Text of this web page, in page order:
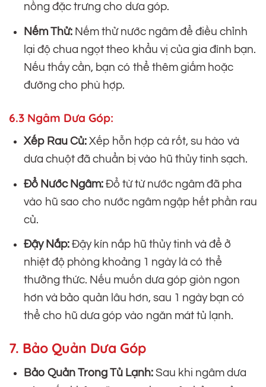
nồng đặc trưng cho dưa góp.
Nếm Thử:Nếm thử nước ngâm để điều chỉnh
lại độ chua ngọt theo khẩu vị của gia đình bạn.
Nếu thấy cần, bạn có thể thêm giấm hoặc
đường cho phù hợp.
6.3 Ngâm Dưa Góp:
Xếp Rau Củ:Xếp hỗn hợp cà rốt, su hào và
dưa chuột đã chuẩn bị vào hũ thủy tinh sạch.
Đổ Nước Ngâm:Đổ từ từ nước ngâm đã pha
vào hũ sao cho nước ngâm ngập hết phần rau
củ.
Đậy Nắp:Đậy kín nắp hũ thủy tinh và để ở
nhiệt độ phòng khoảng 1 ngày là có thể
thưởng thức. Nếu muốn dưa góp giòn ngon
hơn và bảo quản lâu hơn, sau 1 ngày bạn có
thể cho hũ dưa góp vào ngăn mát tủ lạnh.
7. Bảo Quản Dưa Góp
Bảo Quản Trong Tủ Lạnh:Sau khi ngâm dưa